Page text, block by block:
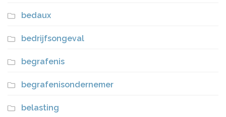
bedaux
bedrijfsongeval
begrafenis
begrafenisondernemer
belasting